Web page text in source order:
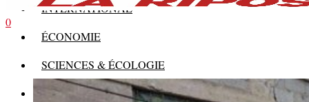
INTERNATIONAL
ÉCONOMIE
SCIENCES & ÉCOLOGIE
HISTOIRE
0